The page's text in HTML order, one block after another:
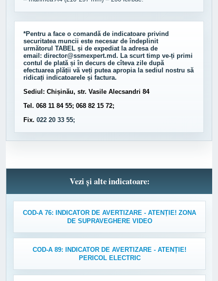
*Pentru a face o comandă de indicatoare privind
securitatea muncii este necesar de îndeplinit
următorul TABEL și de expediat la adresa de
email: director@ssmexpert.md. La scurt timp ve-ți primi
contul de plată și în decurs de cîteva zile după
efectuarea plății vă veți putea apropia la sediul nostru să
ridicați indicatoarele și factura.
Sediul: Chișinău, str. Vasile Alecsandri 84
Tel. 068 11 84 55; 068 82 15 72;
Fix. 022 20 33 55;
Vezi și alte indicatoare:
COD-A 76: INDICATOR DE AVERTIZARE - ATENȚIE! ZONA
DE SUPRAVEGHERE VIDEO
COD-A 89: INDICATOR DE AVERTIZARE - ATENȚIE!
PERICOL ELECTRIC